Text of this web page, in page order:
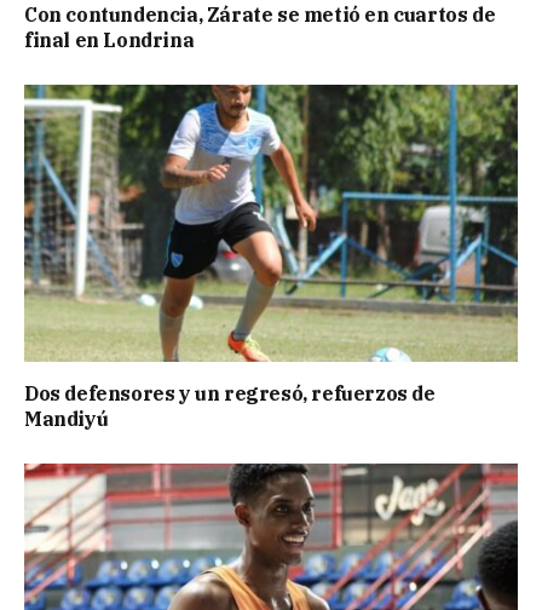
Con contundencia, Zárate se metió en cuartos de
final en Londrina
Dos defensores y un regresó, refuerzos de
Mandiyú